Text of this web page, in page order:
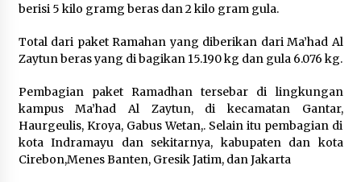
berisi 5 kilo gramg beras dan 2 kilo gram gula.
Total dari paket Ramahan yang diberikan dari Ma’had Al
Zaytun beras yang di bagikan 15.190 kg dan gula 6.076 kg.
Pembagian paket Ramadhan tersebar di lingkungan
kampus Ma’had Al Zaytun, di kecamatan Gantar,
Haurgeulis, Kroya, Gabus Wetan,. Selain itu pembagian di
kota Indramayu dan sekitarnya, kabupaten dan kota
Cirebon,Menes Banten, Gresik Jatim, dan Jakarta